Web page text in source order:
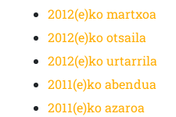
2012(e)ko martxoa
2012(e)ko otsaila
2012(e)ko urtarrila
2011(e)ko abendua
2011(e)ko azaroa